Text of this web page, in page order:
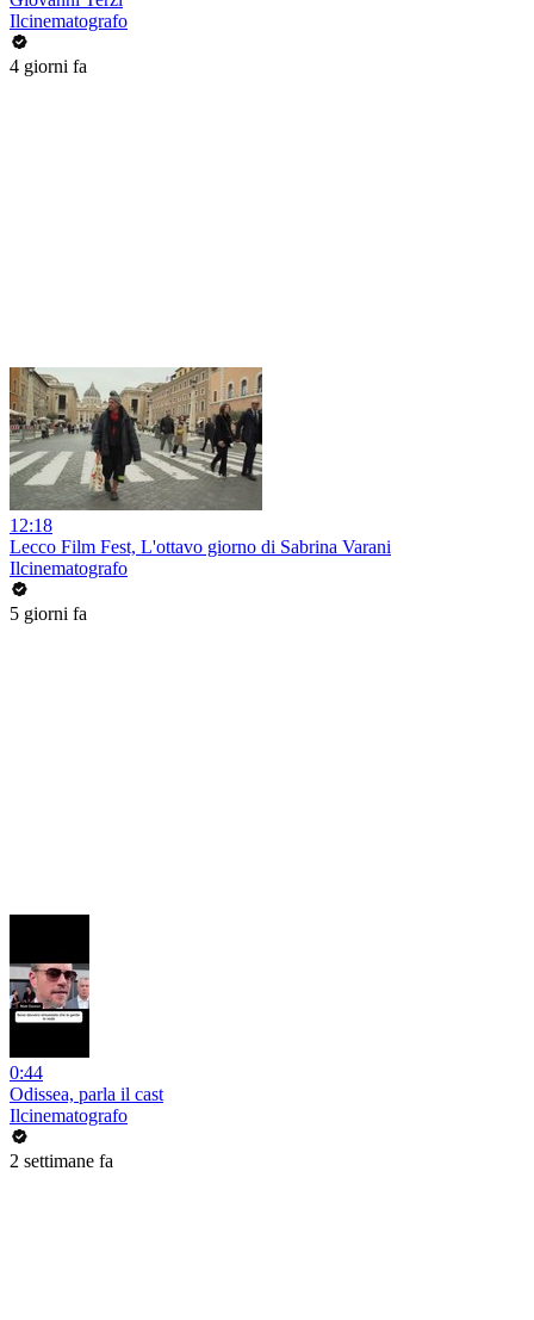
Ilcinematografo
4 giorni fa
12:18
Lecco Film Fest, L'ottavo giorno di Sabrina Varani
Ilcinematografo
5 giorni fa
0:44
Odissea, parla il cast
Ilcinematografo
2 settimane fa